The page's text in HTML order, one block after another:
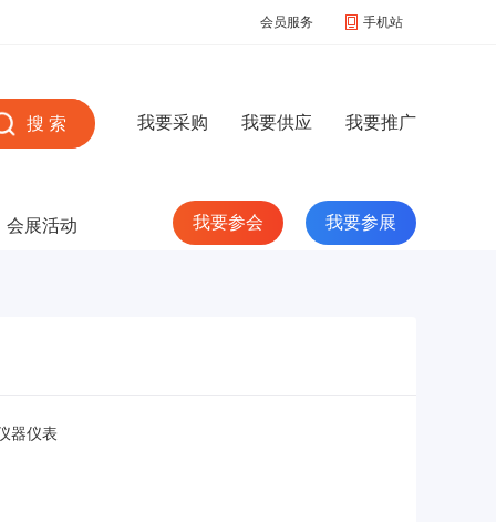
会员服务 手机站
我要采购 我要供应 我要推广
会展活动 我要参会 我要参展
器仪表